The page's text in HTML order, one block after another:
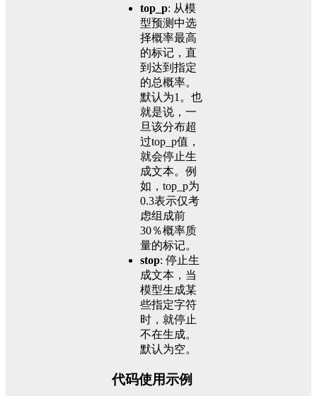
top_p: 从模
型预测中选
择概率最高
的标记，直
到达到指定
的总概率。
默认为1。也
就是说，一
旦该分布超
过top_p值，
就会停止生
成文本。例
如，top_p为
0.3表示仅考
虑组成前
30％概率质
量的标记。
stop: 停止生
成文本，当
模型生成某
些指定字符
时，就停止
不在生成。
默认为空。
代码使用示例